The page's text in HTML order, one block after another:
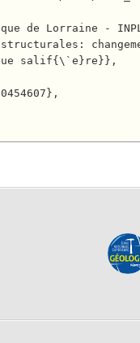
salif{\`e}re}},